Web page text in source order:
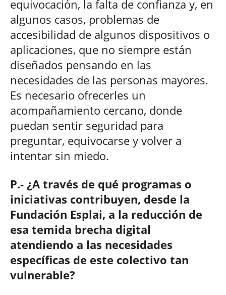
equivocación, la falta de confianza y, en
algunos casos, problemas de
accesibilidad de algunos dispositivos o
aplicaciones, que no siempre están
diseñados pensando en las
necesidades de las personas mayores.
Es necesario ofrecerles un
acompañamiento cercano, donde
puedan sentir seguridad para
preguntar, equivocarse y volver a
intentar sin miedo.
P.- ¿A través de qué programas o
iniciativas contribuyen, desde la
Fundación Esplai, a la reducción de
esa temida brecha digital
atendiendo a las necesidades
específicas de este colectivo tan
vulnerable?